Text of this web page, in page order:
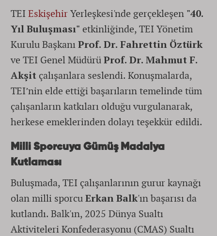
TEI EskişehirYerleşkesi'nde gerçekleşen "40.
Yıl Buluşması" etkinliğinde, TEI Yönetim
Kurulu BaşkanıProf. Dr. Fahrettin Öztürk
ve TEI Genel MüdürüProf. Dr. Mahmut F.
Akşit çalışanlara seslendi. Konuşmalarda,
TEI’nin elde ettiği başarıların temelinde tüm
çalışanların katkıları olduğu vurgulanarak,
herkese emeklerinden dolayı teşekkür edildi.
Milli Sporcuya Gümüş Madalya
Kutlaması
Buluşmada, TEI çalışanlarının gurur kaynağı
olan milli sporcuErkan Balk'ın başarısı da
kutlandı. Balk'ın, 2025 Dünya Sualtı
Aktiviteleri Konfederasyonu (CMAS) Sualtı